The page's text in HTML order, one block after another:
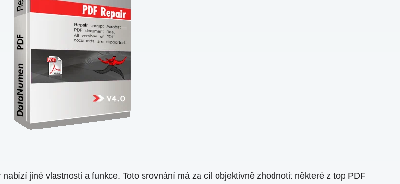
jiné vlastnosti a funkce. Toto srovnání má za cíl objektivně zhodnotit některé z top PDF